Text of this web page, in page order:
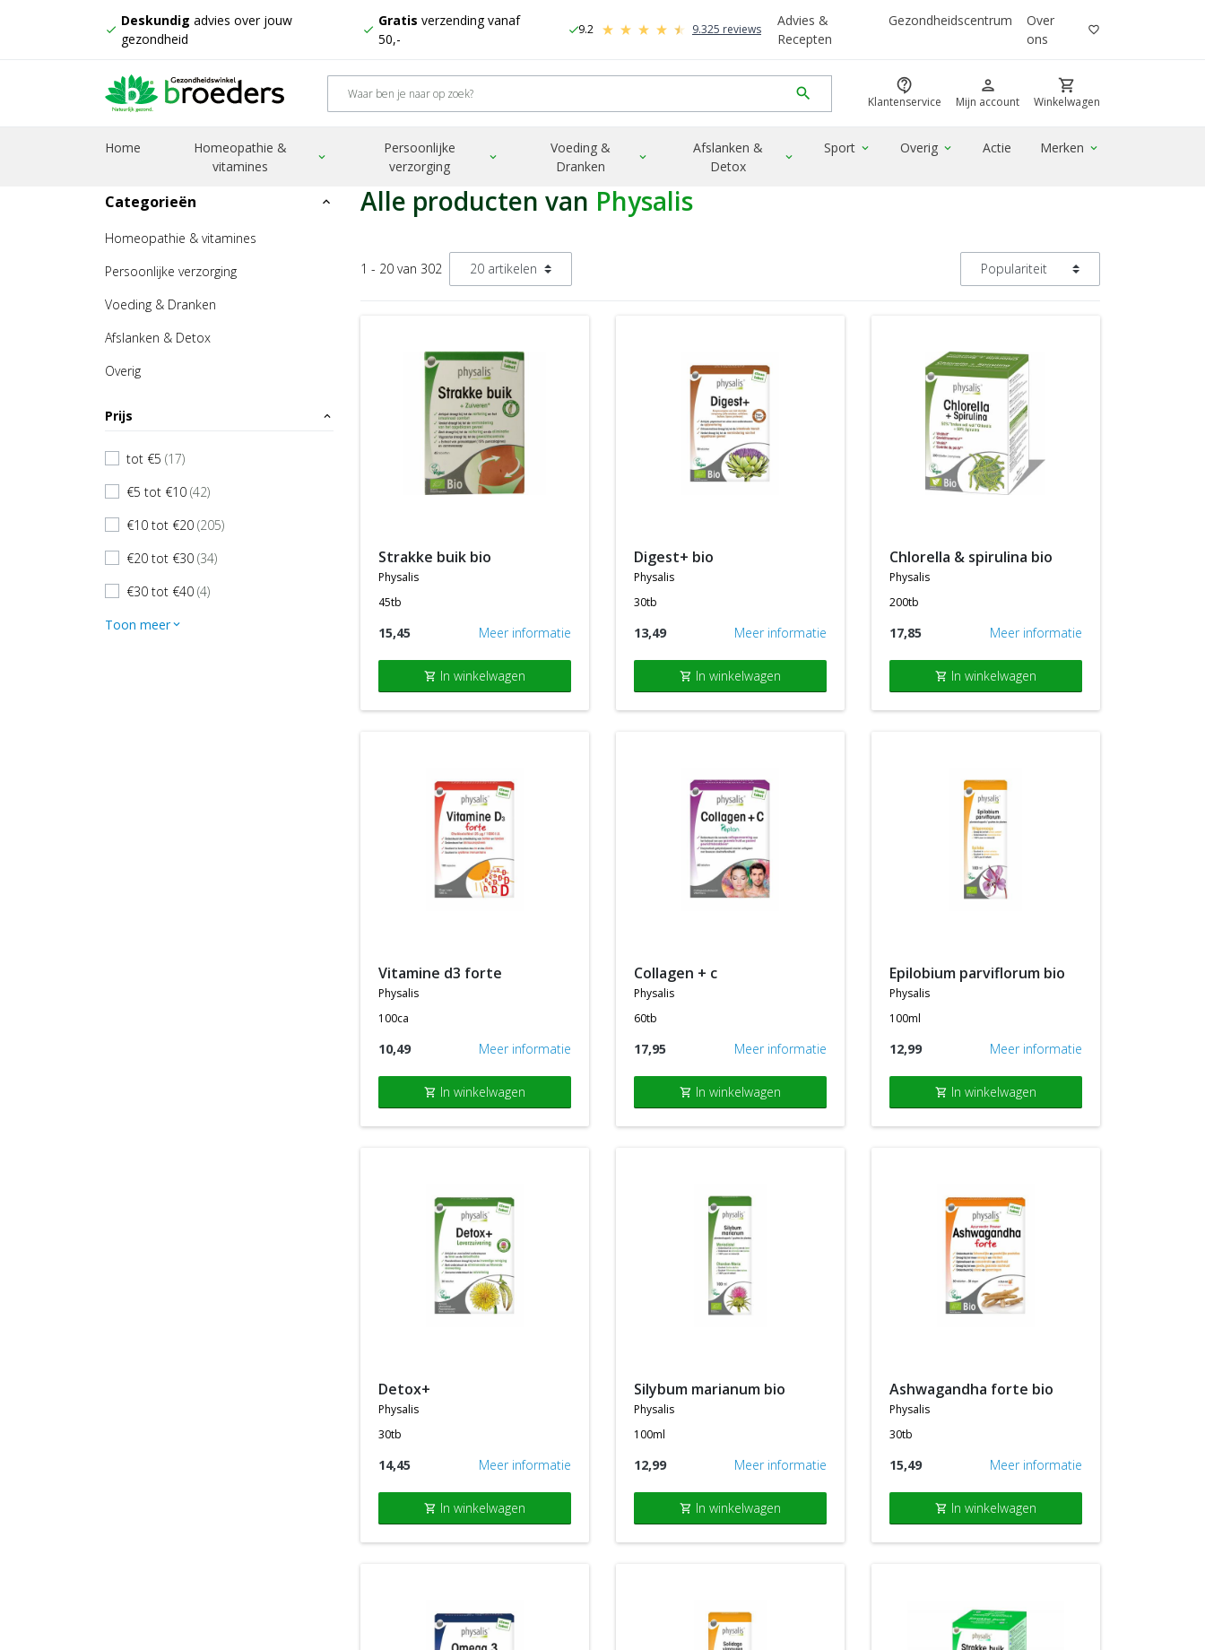
check
Deskundig advies over jouw
gezondheid
check
Gratis verzending vanaf
50,-
check9.2 9.325 reviews
Advies &
Recepten
Gezondheidscentrum
Over
ons
favorite_border
search contact_support
Klantenservice
person
Mijn account
shopping_cart
Winkelwagen
Home
Homeopathie &
vitamines
expand_more
Persoonlijke
verzorging
expand_more
Voeding &
Dranken
expand_more
Afslanken &
Detox
expand_more
Sport expand_more Overig expand_more Actie Merken expand_more
Home Producten Physalis
Categorieën expand_less
Homeopathie & vitamines
Persoonlijke verzorging
Voeding & Dranken
Afslanken & Detox
Overig
Prijs expand_less
tot €5 (17)
€5 tot €10 (42)
€10 tot €20 (205)
€20 tot €30 (34)
€30 tot €40 (4)
Toon meerexpand_more
Alle producten van Physalis
1 - 20 van 302
strakke buik bio
physalis
45tb
15,45 Meer informatie
shopping_cart In winkelwagen
digest+ bio
physalis
30tb
13,49 Meer informatie
shopping_cart In winkelwagen
chlorella & spirulina bio
physalis
200tb
17,85 Meer informatie
shopping_cart In winkelwagen
vitamine d3 forte
physalis
100ca
10,49 Meer informatie
shopping_cart In winkelwagen
collagen + c
physalis
60tb
17,95 Meer informatie
shopping_cart In winkelwagen
epilobium parviflorum bio
physalis
100ml
12,99 Meer informatie
shopping_cart In winkelwagen
detox+
physalis
30tb
14,45 Meer informatie
shopping_cart In winkelwagen
silybum marianum bio
physalis
100ml
12,99 Meer informatie
shopping_cart In winkelwagen
ashwagandha forte bio
physalis
30tb
15,49 Meer informatie
shopping_cart In winkelwagen